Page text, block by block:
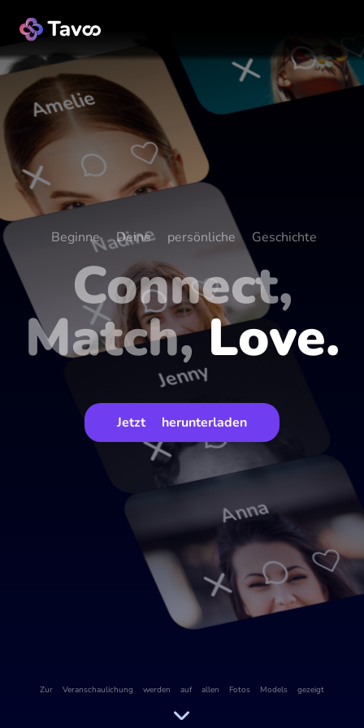
Amelie
Nadine
Jenny
Anna
Beginne Deine persönliche Geschichte
Connect,
Match,Love.
Jetzt herunterladen
Zur Veranschaulichung werden auf allen Fotos Models gezeigt